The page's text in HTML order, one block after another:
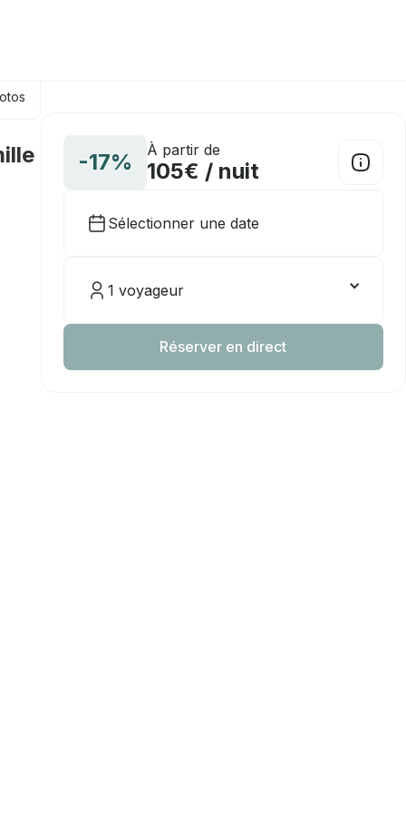
-17% À partir de
105€ / nuit
Sélectionner une date
1 voyageur
Réserver en direct